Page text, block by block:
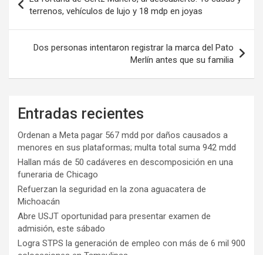
de
entradas
terrenos, vehículos de lujo y 18 mdp en joyas
Dos personas intentaron registrar la marca del Pato
Merlín antes que su familia
Entradas recientes
Ordenan a Meta pagar 567 mdd por daños causados a
menores en sus plataformas; multa total suma 942 mdd
Hallan más de 50 cadáveres en descomposición en una
funeraria de Chicago
Refuerzan la seguridad en la zona aguacatera de
Michoacán
Abre USJT oportunidad para presentar examen de
admisión, este sábado
Logra STPS la generación de empleo con más de 6 mil 900